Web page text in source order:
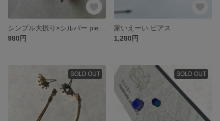
980円
家いえーい ピアス
1,280円
SOLD OUT SOLD OUT